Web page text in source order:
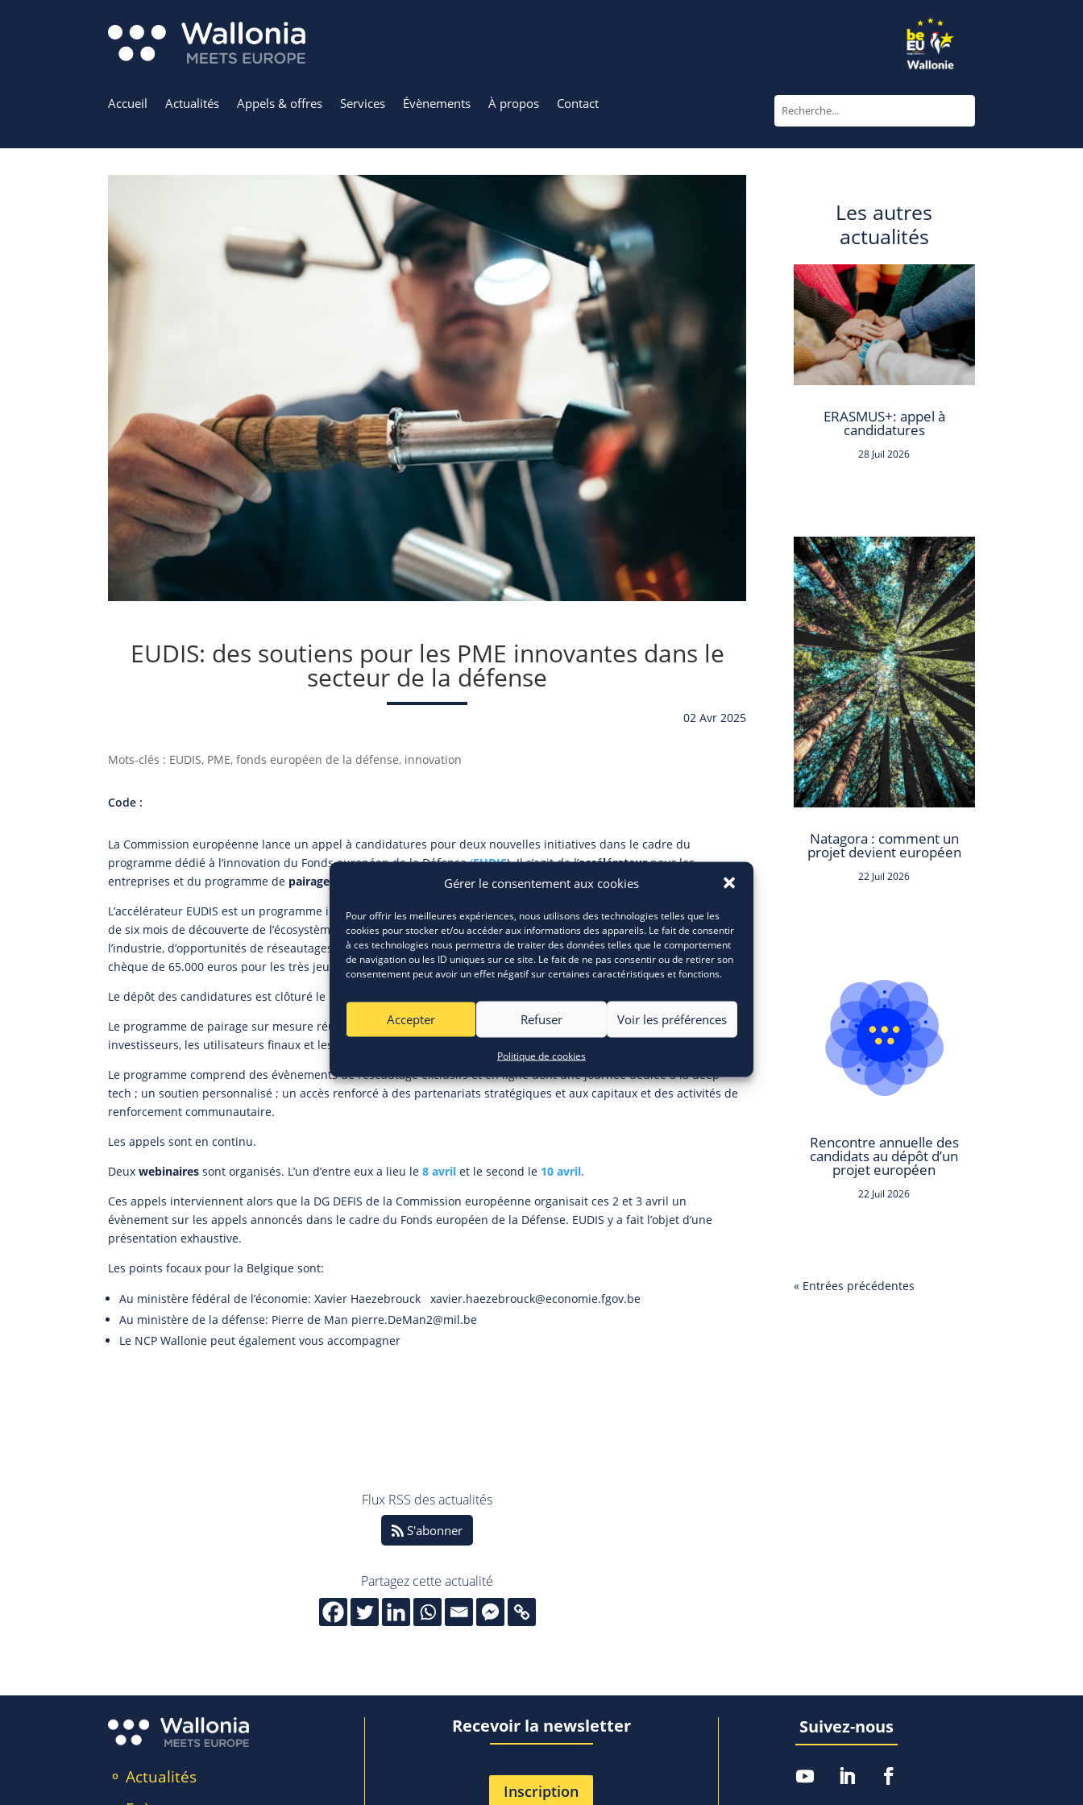
Gérer le consentement aux cookies
Pour offrir les meilleures expériences, nous utilisons des technologies telles que les
cookies pour stocker et/ou accéder aux informations des appareils. Le fait de consentir
à ces technologies nous permettra de traiter des données telles que le comportement
de navigation ou les ID uniques sur ce site. Le fait de ne pas consentir ou de retirer son
consentement peut avoir un effet négatif sur certaines caractéristiques et fonctions.
Accepter Refuser Voir les préférences
Politique de cookies
Accueil Actualités Appels & offres Services Évènements À propos Contact
EUDIS: des soutiens pour les PME innovantes dans le
secteur de la défense
02 Avr 2025
Mots-clés : EUDIS, PME, fonds européen de la défense, innovation
Code :
La Commission européenne lance un appel à candidatures pour deux nouvelles initiatives dans le cadre du
programme dédié à l’innovation du Fonds européen de la Défense(EUDIS). Il s’agit de l’accélérateurpour les
entreprises et du programme de pairage
L’accélérateur EUDIS est un programme intensif destine auxstartupset auxscale-ups. Les participants bénéficieront
de six mois de découverte de l’écosystème européen de la défense, de formations et de coachings d’experts de
l’industrie, d’opportunités de réseautages exclusives avec des parties prenantes du secteur de la défense et d’un
chèque de 65.000 euros pour les très jeunes entreprises sélectionnées.
Le dépôt des candidatures est clôturé le 27 avril.
Le programme de pairage sur mesure réunit tout l’écosystème d’innovation de la défense : les innovateurs, les
investisseurs, les utilisateurs finaux et les grandes entreprises.
Le programme comprend des évènements de réseautage exclusifs et en ligne dont une journée dédiée à la deep-
tech ; un soutien personnalisé ; un accès renforcé à des partenariats stratégiques et aux capitaux et des activités de
renforcement communautaire.
Les appels sont en continu.
Deuxwebinaires sont organisés. L’un d’entre eux a lieu le8 avril et le second le 10 avril.
Ces appels interviennent alors que la DG DEFIS de la Commission européenne organisait ces 2 et 3 avril un
évènement sur les appels annoncés dans le cadre du Fonds européen de la Défense. EUDIS y a fait l’objet d’une
présentation exhaustive.
Les points focaux pour la Belgique sont:
Au ministère fédéral de l’économie: Xavier Haezebrouck xavier.haezebrouck@economie.fgov.be
Au ministère de la défense: Pierre de Man pierre.DeMan2@mil.be
Le NCP Wallonie peut également vous accompagner
Flux RSS des actualités
S'abonner
Partagez cette actualité
Les autres
actualités
ERASMUS+: appel à
candidatures
28 Juil 2026
Natagora : comment un
projet devient européen
22 Juil 2026
Rencontre annuelle des
candidats au dépôt d’un
projet européen
22 Juil 2026
« Entrées précédentes
⚬ Actualités
Recevoir la newsletter
Inscription
Suivez-nous